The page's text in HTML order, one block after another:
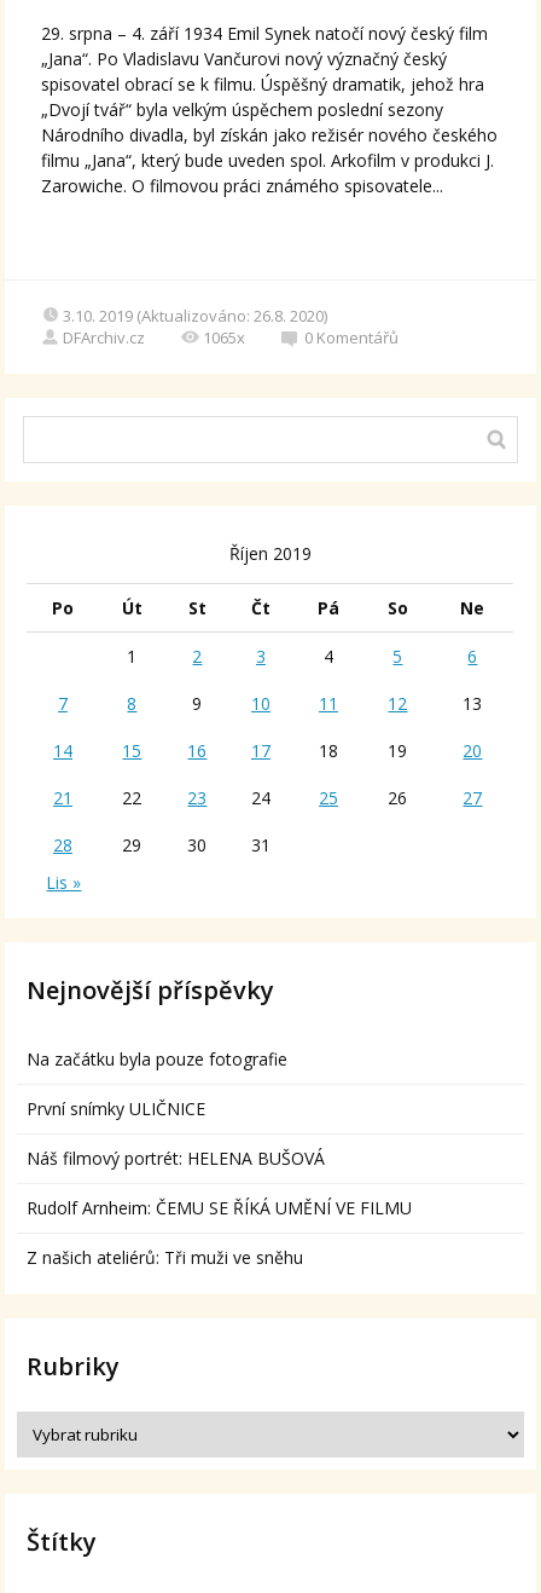
29. srpna – 4. září 1934 Emil Synek natočí nový český film
„Jana“. Po Vladislavu Vančurovi nový význačný český
spisovatel obrací se k filmu. Úspěšný dramatik, jehož hra
„Dvojí tvář“ byla velkým úspěchem poslední sezony
Národního divadla, byl získán jako režisér nového českého
filmu „Jana“, který bude uveden spol. Arkofilm v produkci J.
Zarowiche. O filmovou práci známého spisovatele...
3.10. 2019 (Aktualizováno: 26.8. 2020)
DFArchiv.cz
1065x 0 Komentářů
Říjen 2019
Po Út St Čt Pá So Ne
1 2 3 4 5 6
7 8 9 10 11 12 13
14 15 16 17 18 19 20
21 22 23 24 25 26 27
28 29 30
31
Lis »
Nejnovější příspěvky
Na začátku byla pouze fotografie
První snímky ULIČNICE
Náš filmový portrét: HELENA BUŠOVÁ
Rudolf Arnheim: ČEMU SE ŘÍKÁ UMĚNÍ VE FILMU
Z našich ateliérů: Tři muži ve sněhu
Rubriky
Štítky